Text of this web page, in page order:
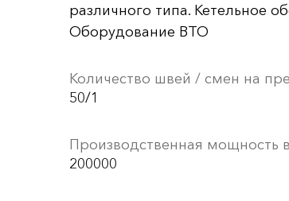
различного типа. Кетельное
Оборудование ВТО
Количество швей / смен на
50/1
Производственная мощность
200000